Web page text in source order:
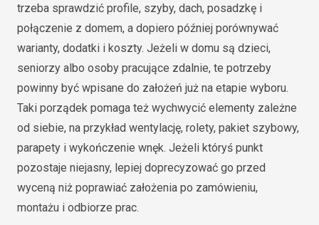
trzeba sprawdzić profile, szyby, dach, posadzkę i
połączenie z domem, a dopiero później porównywać
warianty, dodatki i koszty. Jeżeli w domu są dzieci,
seniorzy albo osoby pracujące zdalnie, te potrzeby
powinny być wpisane do założeń już na etapie wyboru.
Taki porządek pomaga też wychwycić elementy zależne
od siebie, na przykład wentylację, rolety, pakiet szybowy,
parapety i wykończenie wnęk. Jeżeli któryś punkt
pozostaje niejasny, lepiej doprecyzować go przed
wyceną niż poprawiać założenia po zamówieniu,
montażu i odbiorze prac.